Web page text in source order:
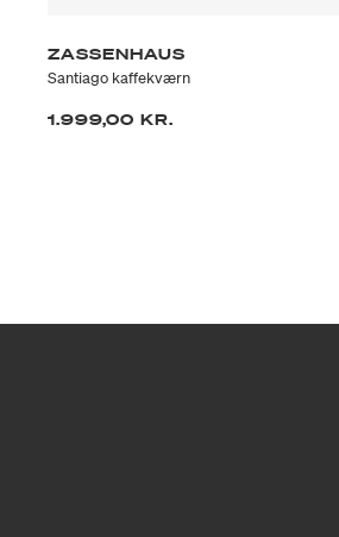
ZASSENHAUS
Santiago kaffekværn
1.999,00 KR.